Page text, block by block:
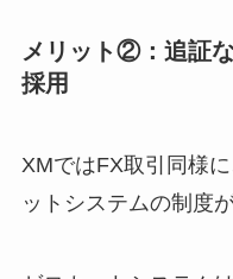
メリット②：追証
採用
XMではFX取引同様
ットシステムの制度